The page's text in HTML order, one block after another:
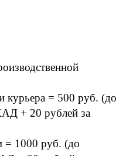
курьера = 500 руб. (до
+ 20 рублей за
= 1000 руб. (до